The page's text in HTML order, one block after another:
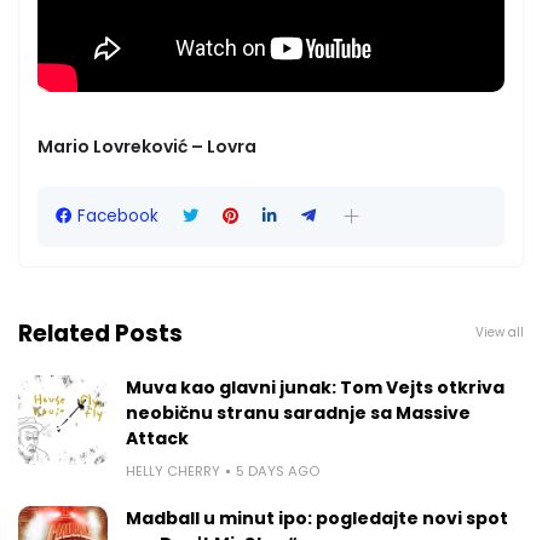
Mario Lovreković – Lovra
Facebook
Related Posts View all
Muva kao glavni junak: Tom Vejts otkriva
neobičnu stranu saradnje sa Massive
Attack
HELLY CHERRY 5 DAYS AGO
Madball u minut ipo: pogledajte novi spot